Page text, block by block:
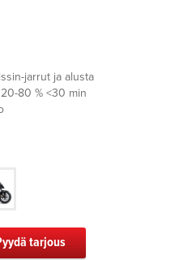
jarrut ja alusta
80 % <30 min
tarjous